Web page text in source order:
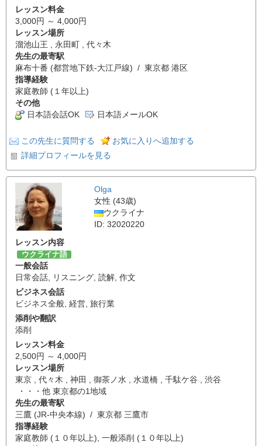
レッスン料金
3,000円 ～ 4,000円
レッスン場所
溜池山王 , 永田町 , 代々木
先生の最寄駅
麻布十番 (都営地下鉄-大江戸線) / 東京都 港区
指導経験
家庭教師 (１年以上)
その他
日本語会話OK
日本語メールOK
この先生に質問する
お気に入りへ追加する
詳細プロフィールを見る
Olga
女性 (43歳)
ウクライナ
ID: 32020220
レッスン内容
ウクライナ語
一般会話
日常会話
リスニング 読解 作文
ビジネス会話
ビジネス全般 経営 旅行業
添削や翻訳
添削
レッスン料金
2,500円 ～ 4,000円
レッスン場所
東京 , 代々木 , 神田 , 御茶ノ水 , 水道橋 , 千駄ケ谷 , 渋谷
・・・他 東京都の1地域
先生の最寄駅
三鷹 (JR-中央本線) / 東京都 三鷹市
指導経験
家庭教師 (１０年以上), 一般添削 (１０年以上)